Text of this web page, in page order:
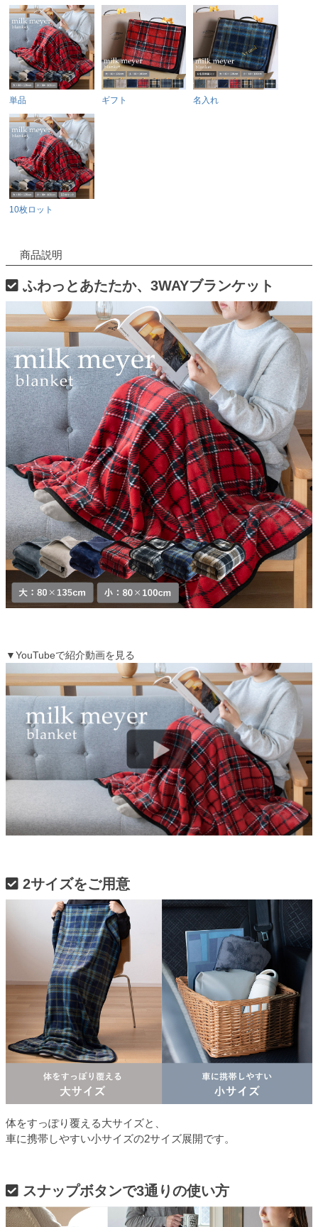
単品 ギフト 名入れ
10枚ロット
商品説明
ふわっとあたたか、3WAYブランケット
▼YouTubeで紹介動画を見る
2サイズをご用意
体をすっぽり覆える大サイズと、
車に携帯しやすい小サイズの2サイズ展開です。
スナップボタンで3通りの使い方